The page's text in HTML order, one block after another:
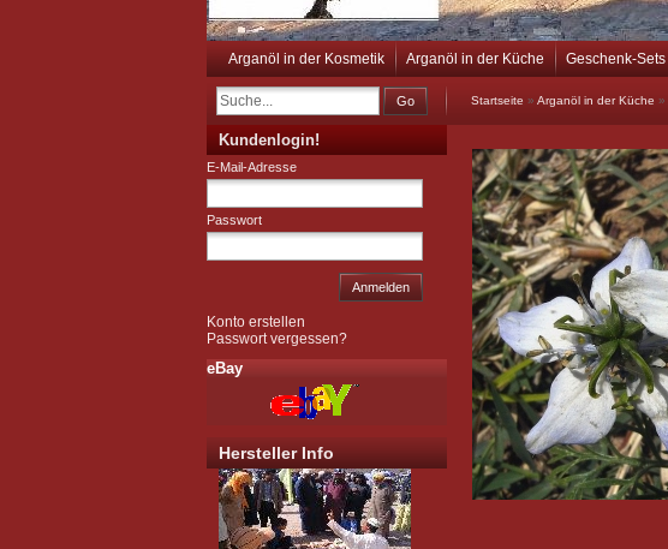
Arganöl in der Kosmetik Arganöl in der Küche Geschenk-Sets
Go Startseite » Arganöl in der Küche »
Kundenlogin!
E-Mail-Adresse
Passwort
Anmelden
Konto erstellen
Passwort vergessen?
eBay
Hersteller Info